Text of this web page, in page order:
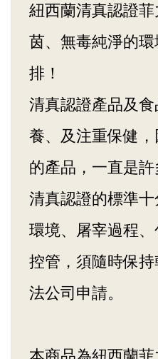
紐西蘭清真認證
茵、無毒純淨的
排！
清真認證產品及
養、及注重保健
的產品，一直是許
清真認證的標準
環境、屠宰過程
控管，須隨時保
法公司申請。